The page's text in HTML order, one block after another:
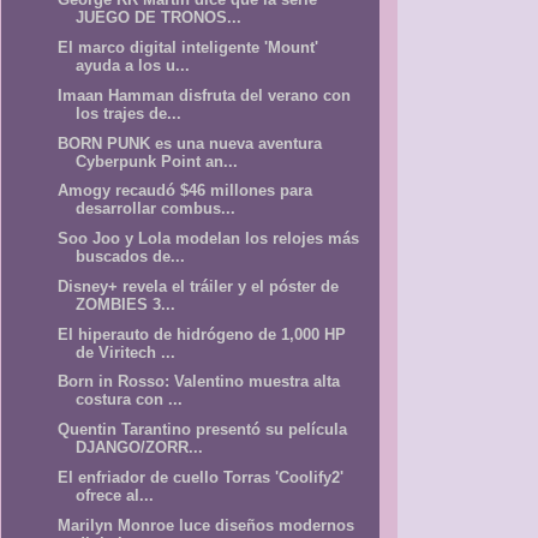
JUEGO DE TRONOS...
El marco digital inteligente 'Mount'
ayuda a los u...
Imaan Hamman disfruta del verano con
los trajes de...
BORN PUNK es una nueva aventura
Cyberpunk Point an...
Amogy recaudó $46 millones para
desarrollar combus...
Soo Joo y Lola modelan los relojes más
buscados de...
Disney+ revela el tráiler y el póster de
ZOMBIES 3...
El hiperauto de hidrógeno de 1,000 HP
de Viritech ...
Born in Rosso: Valentino muestra alta
costura con ...
Quentin Tarantino presentó su película
DJANGO/ZORR...
El enfriador de cuello Torras 'Coolify2'
ofrece al...
Marilyn Monroe luce diseños modernos